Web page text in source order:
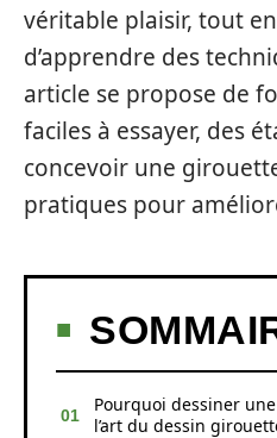
véritable plaisir, tout
d’apprendre des
article se propose de
faciles à essayer, des
concevoir une
pratiques pour
Pourquoi dessiner
l’art du dessin